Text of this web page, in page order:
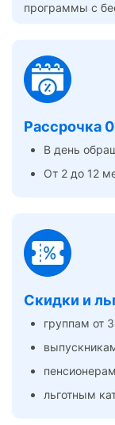
программы с
Рассрочка
В день
От 2 до 12
Скидки и
группам от
льготным